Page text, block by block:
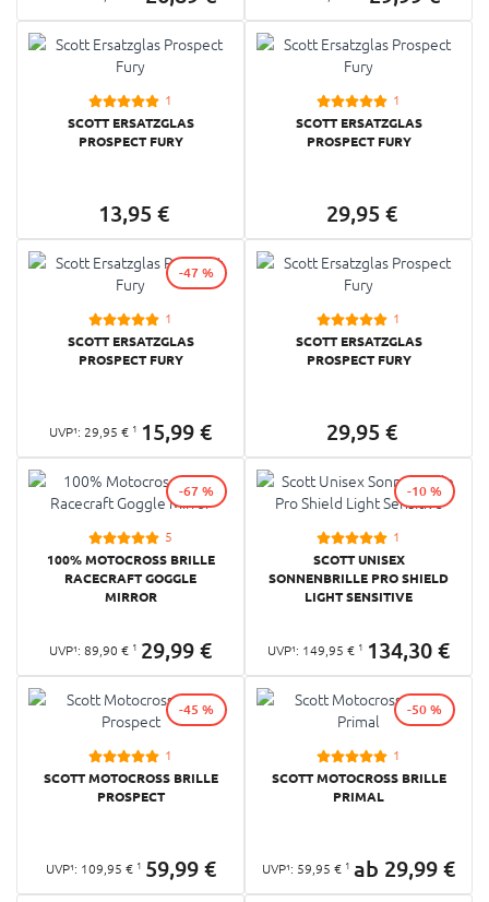
1
SCOTT ERSATZGLAS
PROSPECT FURY
13,95 €
1
SCOTT ERSATZGLAS
PROSPECT FURY
29,95 €
1
SCOTT ERSATZGLAS
PROSPECT FURY
UVP¹: 29, 95 € 1 15,99€
-47 %
1
SCOTT ERSATZGLAS
PROSPECT FURY
29,95 €
5
100% MOTOCROSS BRILLE
RACECRAFT GOGGLE
MIRROR
UVP¹: 89, 90 € 1 29,99€
-67 %
1
SCOTT UNISEX
SONNENBRILLE PRO SHIELD
LIGHT SENSITIVE
UVP¹: 149, 95 € 1 134,30€
-10 %
1
SCOTT MOTOCROSS BRILLE
PROSPECT
UVP¹: 109, 95 € 1 59,99 €
-45 %
1
SCOTT MOTOCROSS BRILLE
PRIMAL
UVP¹: 59, 95 € 1 ab 29,99€
-50 %